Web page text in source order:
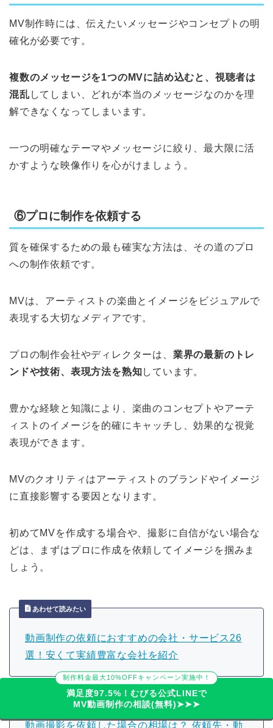
MV制作時には、伝えたいメッセージやコンセプトの明
確化が必要です。
複数のメッセージを1つのMVに詰め込むと、視聴者は
混乱 してしまい、どれが本当のメッセージなのかを理
解できなくなってしまいます。
一つの明確なテーマやメッセージに絞り、最大限に活
かすような映像作りを心がけましょう。
⑥プロに制作を依頼する
質を確保するための最も確実な方法は、その道のプロ
への制作依頼です。
MVは、アーティストの楽曲とイメージをビジュアルで
表現する大切なメディアです。
プロの制作会社やディレクターは、 業界の最新のトレ
ンドや技術、表現方法を熟知しています。
豊かな経験と知識により、楽曲のコンセプトやアーテ
ィストのイメージを的確にキャッチし、効果的な視覚
表現ができます。
MVのクオリティはアーティストのブランドやイメージ
に直接影響する要因となります。
初めてMVを作成する場合や、撮影に自信がない場合な
どは、まずはプロに作成を依頼してイメージを掴みま
しょう。
あわせて読みたい
動画制作の依頼におすすめの会社・サービス26
選！安くて実績豊富な会社を紹介
あわせて読みたい
動画撮影を依頼した場合の相場は？ 依頼先・動
制作料金最大10%OFFキャンペーン実施中！
満足度97.5%！むびる公式LINEで
MV動画制作の相談(無料)➤➤➤